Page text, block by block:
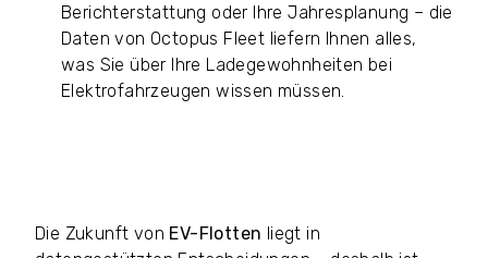
Berichterstattung oder Ihre Jahresplanung – die
Daten von Octopus Fleet liefern Ihnen alles,
was Sie über Ihre Ladegewohnheiten bei
Elektrofahrzeugen wissen müssen.
Die Zukunft von EV-Flotten liegt in